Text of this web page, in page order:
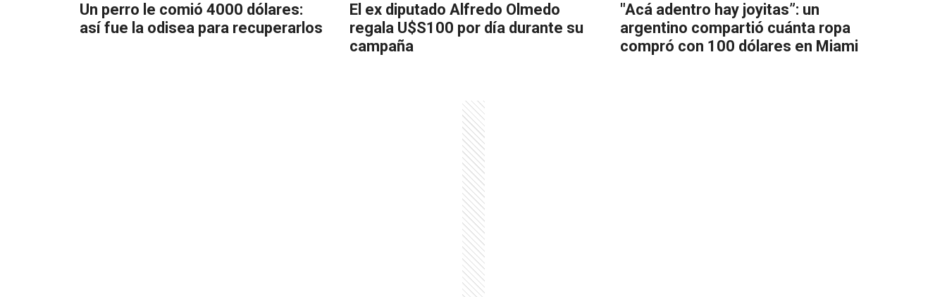
Un perro le comió 4000 dólares:
así fue la odisea para recuperarlos
El ex diputado Alfredo Olmedo
regala U$S100 por día durante su
campaña
"Acá adentro hay joyitas”: un
argentino compartió cuánta ropa
compró con 100 dólares en Miami